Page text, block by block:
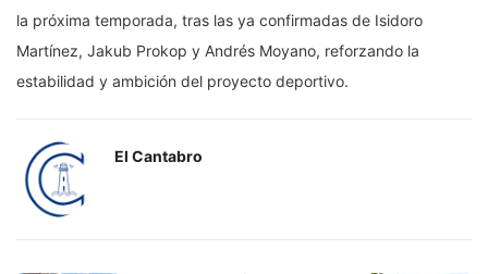
la próxima temporada, tras las ya confirmadas de Isidoro
Martínez, Jakub Prokop y Andrés Moyano, reforzando la
estabilidad y ambición del proyecto deportivo.
El Cantabro